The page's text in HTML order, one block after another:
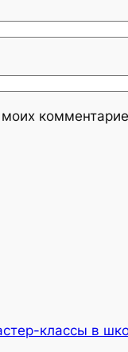
классы в